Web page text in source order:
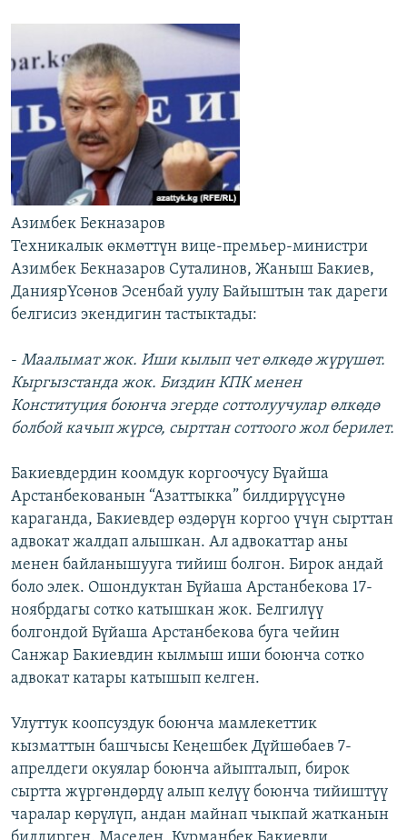
Азимбек Бекназаров
Техникалык өкмөттүн вице-премьер-министри
Азимбек Бекназаров Суталинов, Жаныш Бакиев,
ДаниярҮсөнов Эсенбай уулу Байыштын так дареги
белгисиз экендигин тастыктады:
- Маалымат жок. Иши кылып чет өлкөдө жүрүшөт.
Кыргызстанда жок. Биздин КПК менен
Конституция боюнча эгерде соттолуучулар өлкөдө
болбой качып жүрсө, сырттан соттоого жол берилет.
Бакиевдердин коомдук коргоочусу Бүайша
Арстанбекованын “Азаттыкка” билдирүүсүнө
караганда, Бакиевдер өздөрүн коргоо үчүн сырттан
адвокат жалдап алышкан. Ал адвокаттар аны
менен байланышууга тийиш болгон. Бирок андай
боло элек. Ошондуктан Бүйаша Арстанбекова 17-
ноябрдагы сотко катышкан жок. Белгилүү
болгондой Бүйаша Арстанбекова буга чейин
Санжар Бакиевдин кылмыш иши боюнча сотко
адвокат катары катышып келген.
Улуттук коопсуздук боюнча мамлекеттик
кызматтын башчысы Кеңешбек Дүйшөбаев 7-
апрелдеги окуялар боюнча айыпталып, бирок
сыртта жүргөндөрдү алып келүү боюнча тийиштүү
чаралар көрүлүп, андан майнап чыкпай жатканын